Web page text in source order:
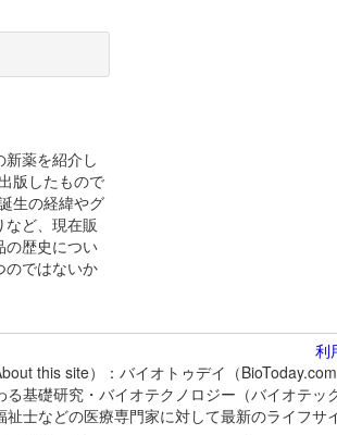
薬を紹介し
版したもので
生の経緯やグ
など、現在販
の歴史につい
のではないか
利
this site）：バイオトゥデイ（
る基礎研究・バイオテクノロジー（バイオテ
士などの医療専門家に対して最新のライフサ